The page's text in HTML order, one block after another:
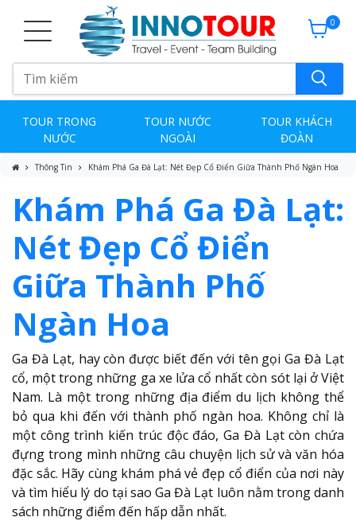
0
TOUR TRONG
NƯỚC
TOUR NƯỚC
NGOÀI
TOUR KHÁCH
ĐOÀN
Thông Tin Khám Phá Ga Đà Lạt: Nét Đẹp Cổ Điển Giữa Thành Phố Ngàn Hoa
Khám Phá Ga Đà Lạt:
Nét Đẹp Cổ Điển
Giữa Thành Phố
Ngàn Hoa
Ga Đà Lạt, hay còn được biết đến với tên gọi Ga Đà Lạt
cổ, một trong những ga xe lửa cổ nhất còn sót lại ở Việt
Nam. Là một trong những địa điểm du lịch không thể
bỏ qua khi đến với thành phố ngàn hoa. Không chỉ là
một công trình kiến trúc độc đáo, Ga Đà Lạt còn chứa
đựng trong mình những câu chuyện lịch sử và văn hóa
đặc sắc. Hãy cùng khám phá vẻ đẹp cổ điển của nơi này
và tìm hiểu lý do tại sao Ga Đà Lạt luôn nằm trong danh
sách những điểm đến hấp dẫn nhất.